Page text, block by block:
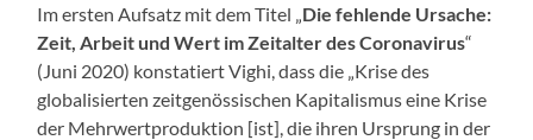
Im ersten Aufsatz mit dem Titel „ Die fehlende Ursache:
Zeit, Arbeit und Wert im Zeitalter des Coronavirus“
(Juni 2020) konstatiert Vighi, dass die „Krise des
globalisierten zeitgenössischen Kapitalismus eine Krise
der Mehrwertproduktion [ist], die ihren Ursprung in der